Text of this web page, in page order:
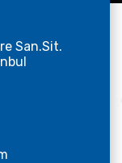
San.Sit.